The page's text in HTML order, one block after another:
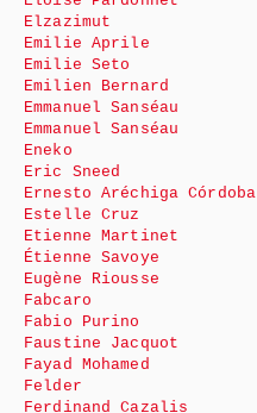
Elzazimut
Emilie Aprile
Emilie Seto
Emilien Bernard
Emmanuel Sanséau
Emmanuel Sanséau
Eneko
Eric Sneed
Ernesto Aréchiga Córdoba
Estelle Cruz
Etienne Martinet
Étienne Savoye
Eugène Riousse
Fabcaro
Fabio Purino
Faustine Jacquot
Fayad Mohamed
Felder
Ferdinand Cazalis